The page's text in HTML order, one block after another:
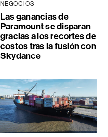
NEGOCIOS
Las ganancias de
Paramount se disparan
gracias a los recortes de
costos tras la fusión con
Skydance